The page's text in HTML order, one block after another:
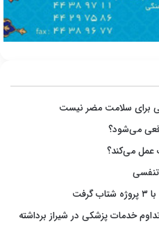
برای سلامت مضر نیست
می‌شود؟
عمل می‌کند؟
تنفسی
خدمات پزشکی در شیراز برداشته